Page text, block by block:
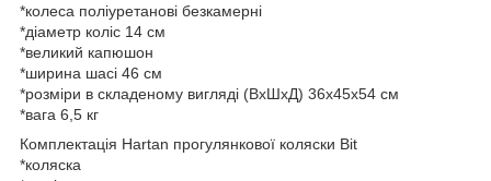
*колеса поліуретанові безкамерні
*діаметр коліс 14 см
*великий капюшон
*ширина шасі 46 см
*розміри в складеному вигляді (ВхШхД) 36х45х54 см
*вага 6,5 кг
Комплектація Hartan прогулянкової коляски Bit
*коляска